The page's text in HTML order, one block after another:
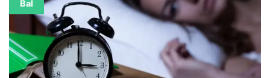
Bal